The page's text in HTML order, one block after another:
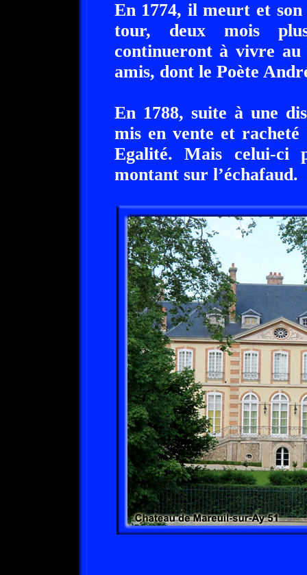
En 1774, il meurt et son
tour, deux mois
continueront à vivre au
amis, dont le Poète
En 1788, suite à une
mis en vente et
Egalité. Mais celui-ci
montant sur l’échafaud.